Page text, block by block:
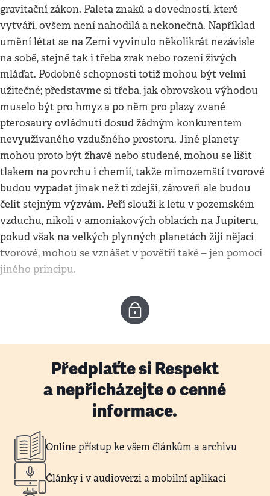
gravitační zákon. Paleta znaků a dovedností, které
vytváří, ovšem není nahodilá a nekonečná. Například
umění létat se na Zemi vyvinulo několikrát nezávisle
na sobě, stejně tak i třeba zrak nebo rození živých
mláďat. Podobné schopnosti totiž mohou být velmi
užitečné; představme si třeba, jak obrovskou výhodou
muselo být pro hmyz a po něm pro plazy zvané
pterosaury ovládnutí dosud žádným konkurentem
nevyužívaného vzdušného prostoru. Jiné planety
mohou proto být žhavé nebo studené, mohou se lišit
tlakem na povrchu i chemií, takže mimozemští tvorové
budou vypadat jinak než ti zdejší, zároveň ale budou
čelit stejným výzvám. Peří slouží k letu v pozemském
vzduchu, nikoli v amoniakových oblacích na Jupiteru,
pokud však na velkých plynných planetách žijí nějací
tvorové, mohou se vznášet v povětří také – jen pomocí
jiného principu.
Předplaťte si Respekt
a nepřicházejte o cenné
informace.
Online přístup ke všem článkům a archivu
Články i v audioverzi a mobilní aplikaci